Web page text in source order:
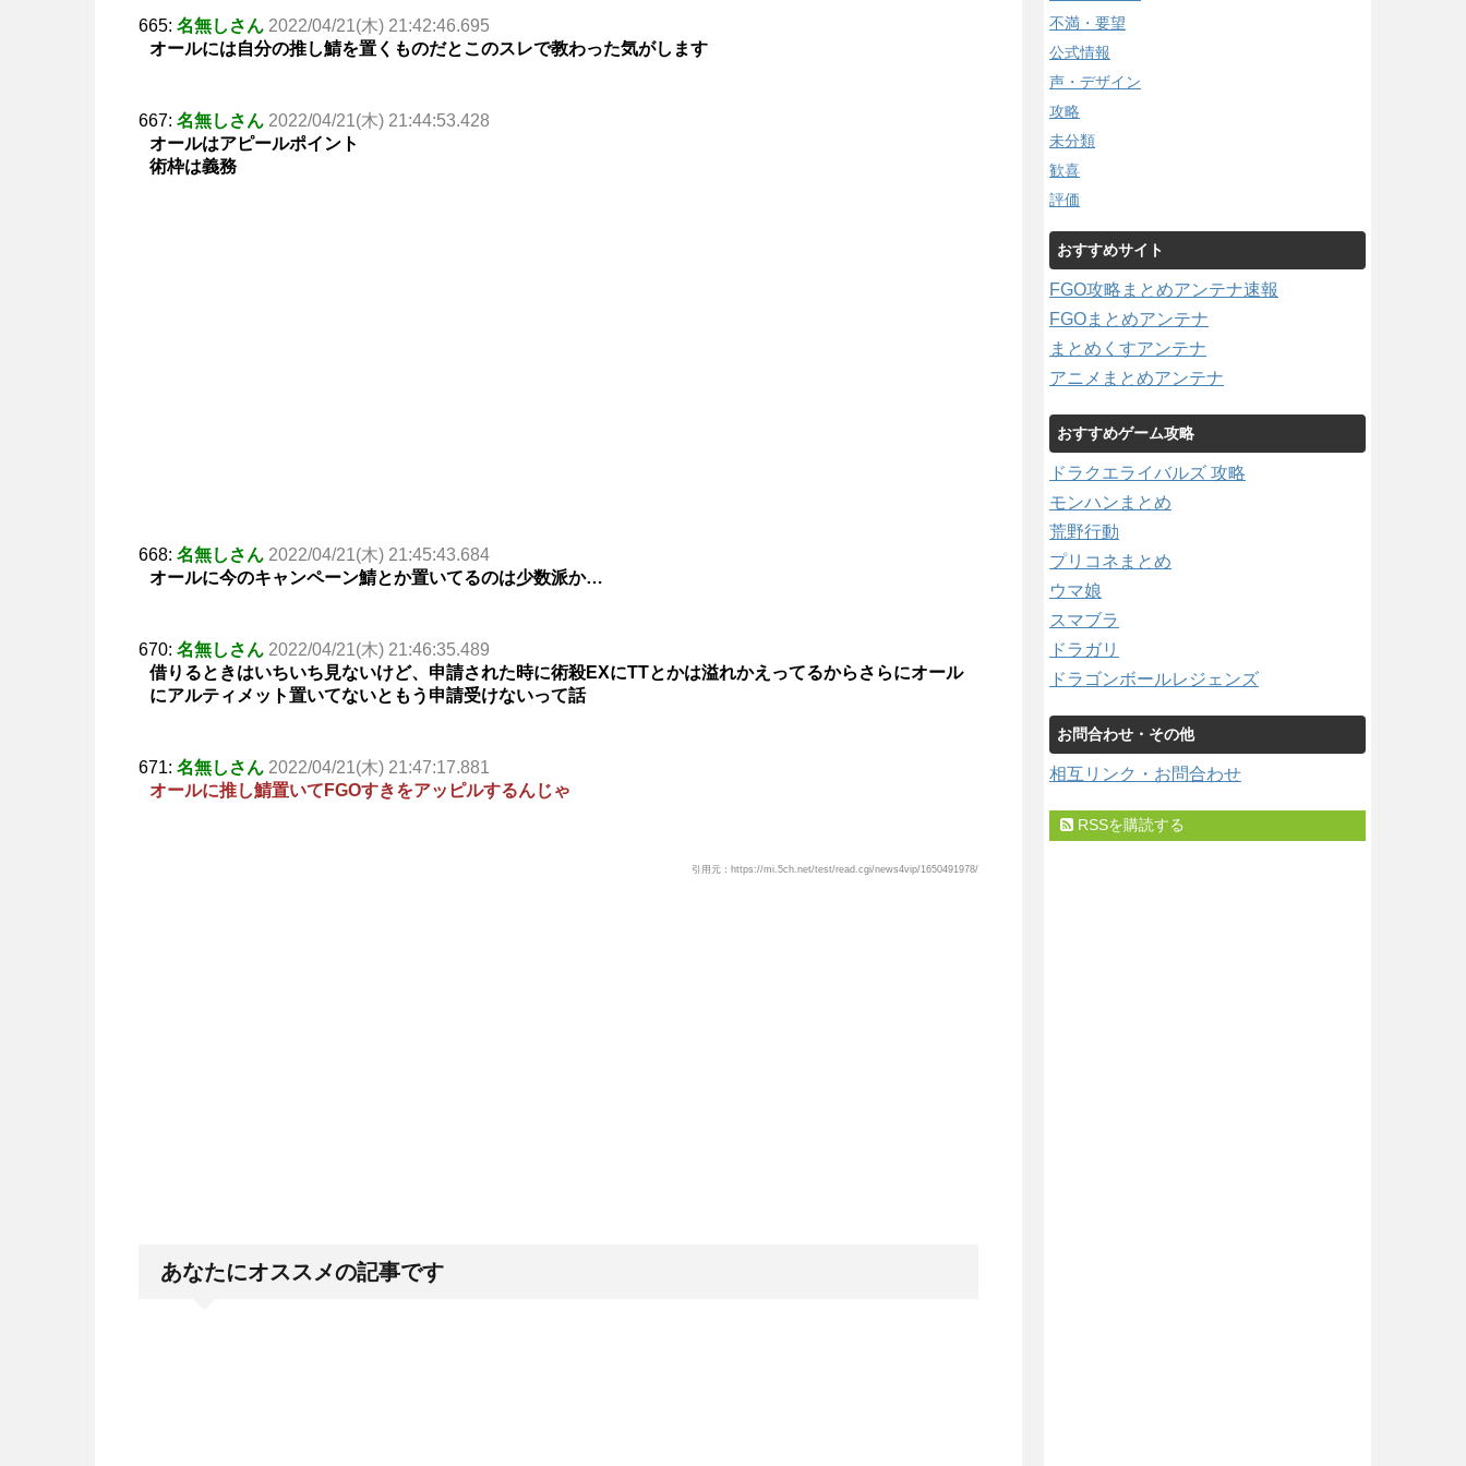
665: 名無しさん 2022/04/21(木) 21:42:46.695
オールには自分の推し鯖を置くものだとこのスレで教わった気がします
667: 名無しさん 2022/04/21(木) 21:44:53.428
オールはアピールポイント
術枠は義務
668: 名無しさん 2022/04/21(木) 21:45:43.684
オールに今のキャンペーン鯖とか置いてるのは少数派か…
670: 名無しさん 2022/04/21(木) 21:46:35.489
借りるときはいちいち見ないけど、申請された時に術殺EXにTTとかは溢れかえってるからさらにオール
にアルティメット置いてないともう申請受けないって話
671: 名無しさん 2022/04/21(木) 21:47:17.881
オールに推し鯖置いてFGOすきをアッピルするんじゃ
引用元：https://mi.5ch.net/test/read.cgi/news4vip/1650491978/
あなたにオススメの記事です
不満・要望
公式情報
声・デザイン
攻略
未分類
歓喜
評価
おすすめサイト
FGO攻略まとめアンテナ速報
FGOまとめアンテナ
まとめくすアンテナ
アニメまとめアンテナ
おすすめゲーム攻略
ドラクエライバルズ 攻略
モンハンまとめ
荒野行動
プリコネまとめ
ウマ娘
スマブラ
ドラガリ
ドラゴンボールレジェンズ
お問合わせ・その他
相互リンク・お問合わせ
RSSを購読する